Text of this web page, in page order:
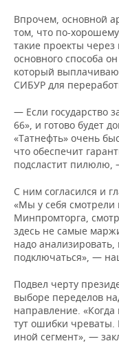
Впрочем, основной
том, что по-
такие проекты
основного способа
который
СИБУР для
— Если государство
66», и готово будет
«Татнефть» очень
что обеспечит
подсластит пилюлю,
С ним согласился и
«Мы у себя
Минпромторга,
здесь не самые
надо
подключаться», —
Подвел черту
выборе переделов
направление.
тут ошибки чреваты.
иной сегмент», —